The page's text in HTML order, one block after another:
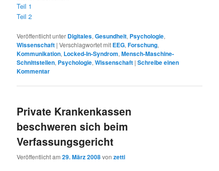
Teil 1
Teil 2
Veröffentlicht unter Digitales,Gesundheit, Psychologie,
Wissenschaft |Verschlagwortet mit EEG,Forschung,
Kommunikation, Locked-In-Syndrom,Mensch-Maschine-
Schnittstellen, Psychologie,Wissenschaft |Schreibe einen
Kommentar
Private Krankenkassen
beschweren sich beim
Verfassungsgericht
Veröffentlicht am29. März 2008vonzetti